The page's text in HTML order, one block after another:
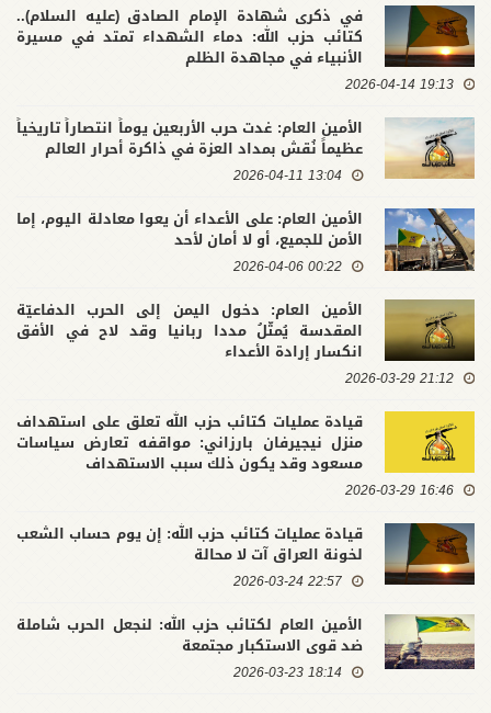
في ذكرى شهادة الإمام الصادق (عليه السلام)..
كتائب حزب الله: دماء الشهداء تمتد في مسيرة
الأنبياء في مجاهدة الظلم
19:13 2026-04-14
الأمين العام: غدت حرب الأربعين يوماً انتصاراً تاريخياً
عظيماً نُقش بمداد العزة في ذاكرة أحرار العالم
13:04 2026-04-11
الأمين العام: على الأعداء أن يعوا معادلة اليوم، إما
الأمن للجميع، أو لا أمان لأحد
00:22 2026-04-06
الأمين العام: دخول اليمن إلى الحرب الدفاعيّة
المقدسة يُمثّلُ مددا ربانيا وقد لاح في الأفق
انكسار إرادة الأعداء
21:12 2026-03-29
قيادة عمليات كتائب حزب الله تعلق على استهداف
منزل نيجيرفان بارزاني: مواقفه تعارض سياسات
مسعود وقد يكون ذلك سبب الاستهداف
16:46 2026-03-29
قيادة عمليات كتائب حزب الله: إن يوم حساب الشعب
لخونة العراق آت لا محالة
22:57 2026-03-24
الأمين العام لكتائب حزب الله: لنجعل الحرب شاملة
ضد قوى الاستكبار مجتمعة
18:14 2026-03-23